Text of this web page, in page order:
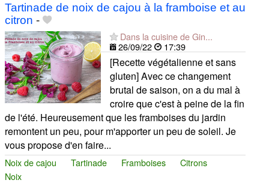
Tartinade de noix de cajou à la framboise et au
citron -
Dans la cuisine de Gin...
26/09/22
17:39
[Recette végétalienne et sans
gluten] Avec ce changement
brutal de saison, on a du mal à
croire que c'est à peine de la fin
de l'été. Heureusement que les framboises du jardin
remontent un peu, pour m'apporter un peu de soleil. Je
vous propose d'en faire...
Noix de cajou Tartinade Framboises
Citrons
Noix